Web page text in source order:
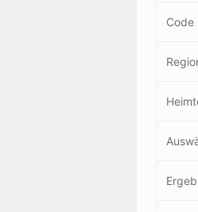
Code